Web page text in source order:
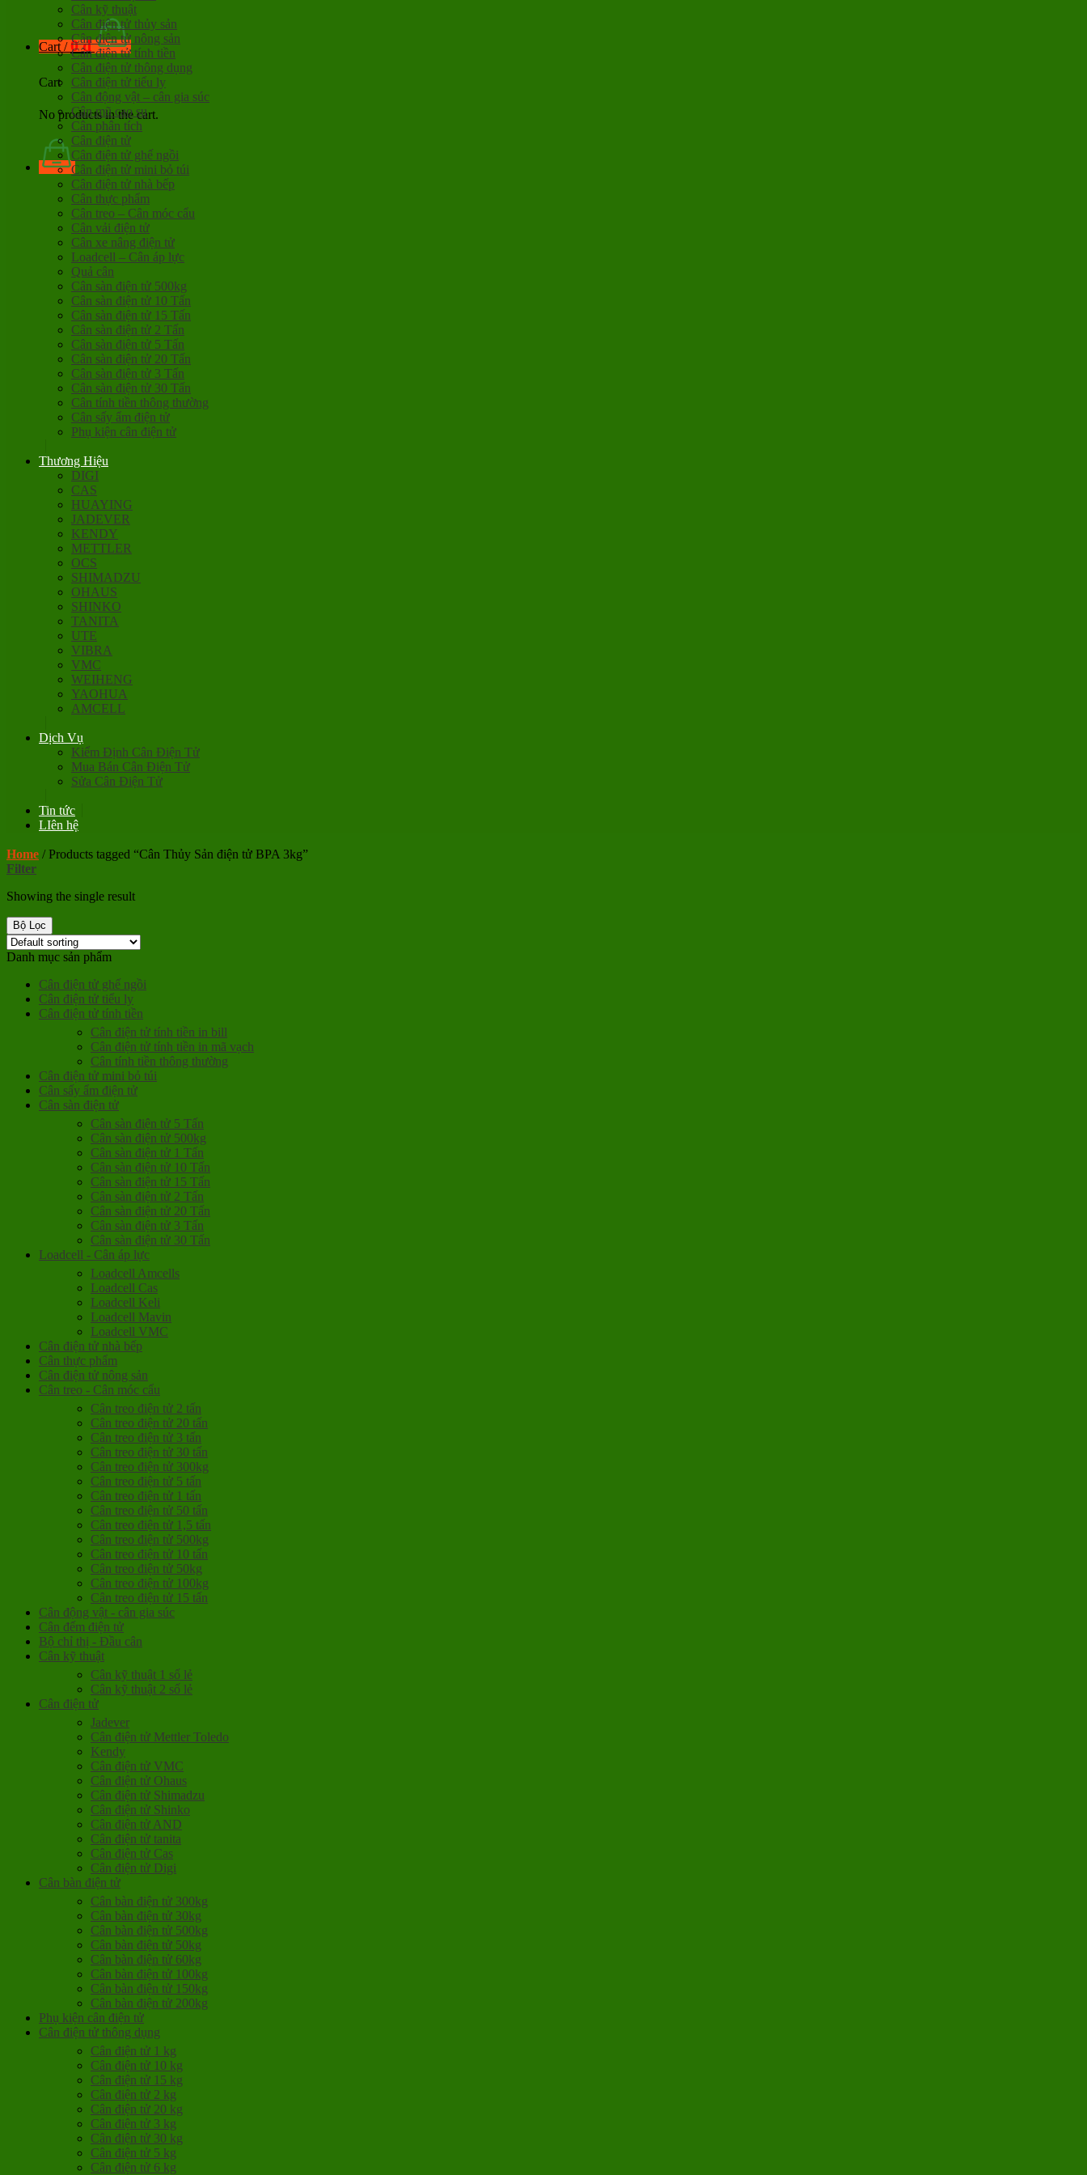
Cart /0đ
Cart
No products in the cart.
Cân kỹ thuật
Cân điện tử thủy sản
Cân điện tử nông sản
Cân điện tử tính tiền
Cân điện tử thông dụng
Cân điện tử tiểu ly
Cân động vật – cân gia súc
Cân mũ cao su
Cân phân tích
Cân điện tử
Cân điện tử ghế ngồi
Cân điện tử mini bỏ túi
Cân điện tử nhà bếp
Cân thực phẩm
Cân treo – Cân móc cẩu
Cân vải điện tử
Cân xe nâng điện tử
Loadcell – Cân áp lực
Quả cân
Cân sàn điện tử 500kg
Cân sàn điện tử 10 Tấn
Cân sàn điện tử 15 Tấn
Cân sàn điện tử 2 Tấn
Cân sàn điện tử 5 Tấn
Cân sàn điện tử 20 Tấn
Cân sàn điện tử 3 Tấn
Cân sàn điện tử 30 Tấn
Cân tính tiền thông thường
Cân sấy ẩm điện tử
Phụ kiện cân điện tử
Thương Hiệu
DIGI
CAS
HUAYING
JADEVER
KENDY
METTLER
OCS
SHIMADZU
OHAUS
SHINKO
TANITA
UTE
VIBRA
VMC
WEIHENG
YAOHUA
AMCELL
Dịch Vụ
Kiểm Định Cân Điện Tử
Mua Bán Cân Điện Tử
Sửa Cân Điện Tử
Tin tức
LIên hệ
Home /Products tagged “Cân Thủy Sản điện tử BPA 3kg”
Filter
Showing the single result
Bộ Lọc
Danh mục sản phẩm
Cân điện tử ghế ngồi
Cân điện tử tiểu ly
Cân điện tử tính tiền
Cân điện tử tính tiền in bill
Cân điện tử tính tiền in mã vạch
Cân tính tiền thông thường
Cân điện tử mini bỏ túi
Cân sấy ẩm điện tử
Cân sàn điện tử
Cân sàn điện tử 5 Tấn
Cân sàn điện tử 500kg
Cân sàn điện tử 1 Tấn
Cân sàn điện tử 10 Tấn
Cân sàn điện tử 15 Tấn
Cân sàn điện tử 2 Tấn
Cân sàn điện tử 20 Tấn
Cân sàn điện tử 3 Tấn
Cân sàn điện tử 30 Tấn
Loadcell - Cân áp lực
Loadcell Amcells
Loadcell Cas
Loadcell Keli
Loadcell Mavin
Loadcell VMC
Cân điện tử nhà bếp
Cân thực phẩm
Cân điện tử nông sản
Cân treo - Cân móc cẩu
Cân treo điện tử 2 tấn
Cân treo điện tử 20 tấn
Cân treo điện tử 3 tấn
Cân treo điện tử 30 tấn
Cân treo điện tử 300kg
Cân treo điện tử 5 tấn
Cân treo điện tử 1 tấn
Cân treo điện tử 50 tấn
Cân treo điện tử 1,5 tấn
Cân treo điện tử 500kg
Cân treo điện tử 10 tấn
Cân treo điện tử 50kg
Cân treo điện tử 100kg
Cân treo điện tử 15 tấn
Cân động vật - cân gia súc
Cân đếm điện tử
Bộ chỉ thị - Đầu cân
Cân kỹ thuật
Cân kỹ thuật 1 số lẻ
Cân kỹ thuật 2 số lẻ
Cân điện tử
Jadever
Cân điện tử Mettler Toledo
Kendy
Cân điện tử VMC
Cân điện tử Ohaus
Cân điện tử Shimadzu
Cân điện tử Shinko
Cân điện tử AND
Cân điện tử tanita
Cân điện tử Cas
Cân điện tử Digi
Cân bàn điện tử
Cân bàn điện tử 300kg
Cân bàn điện tử 30kg
Cân bàn điện tử 500kg
Cân bàn điện tử 50kg
Cân bàn điện tử 60kg
Cân bàn điện tử 100kg
Cân bàn điện tử 150kg
Cân bàn điện tử 200kg
Phụ kiện cân điện tử
Cân điện tử thông dụng
Cân điện tử 1 kg
Cân điện tử 10 kg
Cân điện tử 15 kg
Cân điện tử 2 kg
Cân điện tử 20 kg
Cân điện tử 3 kg
Cân điện tử 30 kg
Cân điện tử 5 kg
Cân điện tử 6 kg